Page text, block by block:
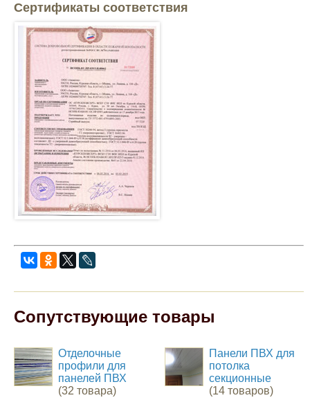
Сертификаты соответствия
Сопутствующие товары
Отделочные
профили для
панелей ПВХ
(32 товара)
Панели ПВХ для
потолка
секционные
(14 товаров)